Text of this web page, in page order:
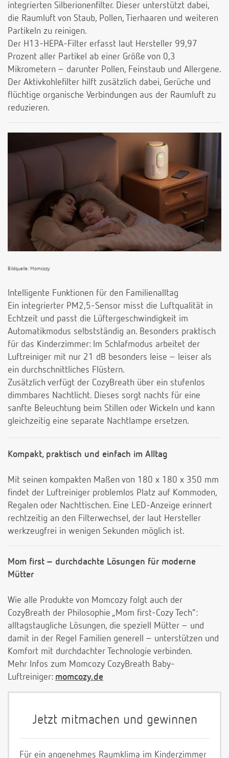
integrierten Silberionenfilter. Dieser unterstützt dabei,
die Raumluft von Staub, Pollen, Tierhaaren und weiteren
Partikeln zu reinigen.
Der H13-HEPA-Filter erfasst laut Hersteller 99,97
Prozent aller Partikel ab einer Größe von 0,3
Mikrometern – darunter Pollen, Feinstaub und Allergene.
Der Aktivkohlefilter hilft zusätzlich dabei, Gerüche und
flüchtige organische Verbindungen aus der Raumluft zu
reduzieren.
Bildquelle: Momcozy
Intelligente Funktionen für den Familienalltag
Ein integrierter PM2,5-Sensor misst die Luftqualität in
Echtzeit und passt die Lüftergeschwindigkeit im
Automatikmodus selbstständig an. Besonders praktisch
für das Kinderzimmer: Im Schlafmodus arbeitet der
Luftreiniger mit nur 21 dB besonders leise – leiser als
ein durchschnittliches Flüstern.
Zusätzlich verfügt der CozyBreath über ein stufenlos
dimmbares Nachtlicht. Dieses sorgt nachts für eine
sanfte Beleuchtung beim Stillen oder Wickeln und kann
gleichzeitig eine separate Nachtlampe ersetzen.
Kompakt, praktisch und einfach im Alltag
Mit seinen kompakten Maßen von 180 x 180 x 350 mm
findet der Luftreiniger problemlos Platz auf Kommoden,
Regalen oder Nachttischen. Eine LED-Anzeige erinnert
rechtzeitig an den Filterwechsel, der laut Hersteller
werkzeugfrei in wenigen Sekunden möglich ist.
Mom first – durchdachte Lösungen für moderne
Mütter
Wie alle Produkte von Momcozy folgt auch der
CozyBreath der Philosophie „Mom first-Cozy Tech“:
alltagstaugliche Lösungen, die speziell Mütter – und
damit in der Regel Familien generell – unterstützen und
Komfort mit durchdachter Technologie verbinden.
Mehr Infos zum Momcozy CozyBreath Baby-
Luftreiniger: momcozy.de
Jetzt mitmachen und gewinnen
Für ein angenehmes Raumklima im Kinderzimmer